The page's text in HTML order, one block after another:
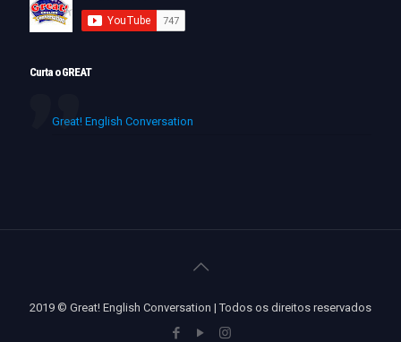
Curta o GREAT
Great! English Conversation
2019 © Great! English Conversation | Todos os direitos reservados